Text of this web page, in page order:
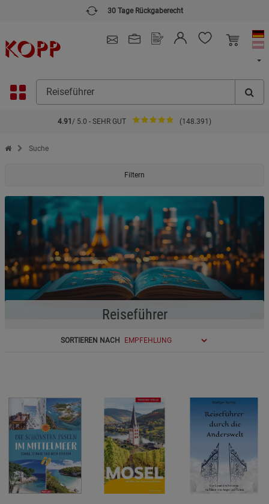
30 Tage Rückgaberecht
4.91 / 5.0 - SEHR GUT (148.391)
Zur Startseite des Kopp Verlag Online-Shop
Suche
Filtern
Reiseführer
SORTIEREN NACH